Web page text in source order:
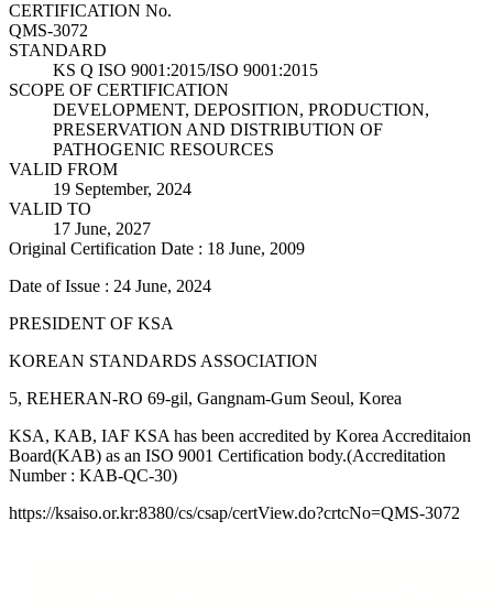
CERTIFICATION No.
QMS-3072
STANDARD
KS Q ISO 9001:2015/ISO 9001:2015
SCOPE OF CERTIFICATION
DEVELOPMENT, DEPOSITION, PRODUCTION,
PRESERVATION AND DISTRIBUTION OF
PATHOGENIC RESOURCES
VALID FROM
19 September, 2024
VALID TO
17 June, 2027
Original Certification Date : 18 June, 2009
Date of Issue : 24 June, 2024
PRESIDENT OF KSA
KOREAN STANDARDS ASSOCIATION
5, REHERAN-RO 69-gil, Gangnam-Gum Seoul, Korea
KSA, KAB, IAF KSA has been accredited by Korea Accreditaion
Board(KAB) as an ISO 9001 Certification body.(Accreditation
Number : KAB-QC-30)
https://ksaiso.or.kr:8380/cs/csap/certView.do?crtcNo=QMS-3072